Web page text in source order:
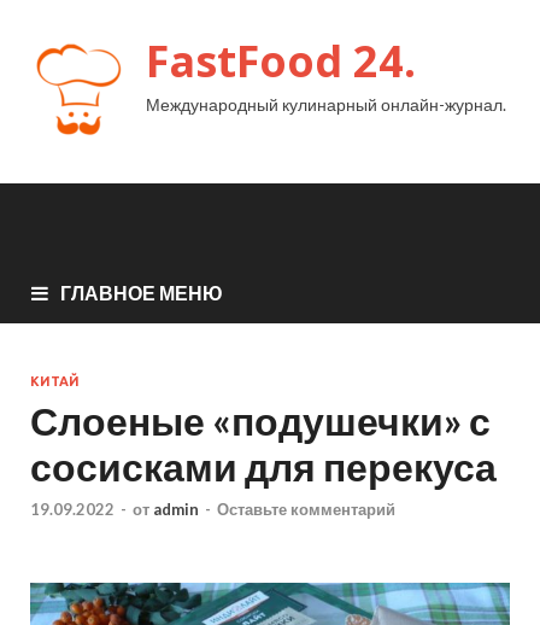
FastFood 24.
Международный кулинарный онлайн-журнал.
ГЛАВНОЕ МЕНЮ
КИТАЙ
Слоеные «подушечки» с
сосисками для перекуса
19.09.2022 - от admin - Оставьте комментарий